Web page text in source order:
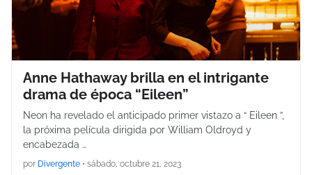
Anne Hathaway brilla en el intrigante
drama de época “Eileen”
Neon ha revelado el anticipado primer vistazo a “ Eileen ”,
la próxima película dirigida por William Oldroyd y
encabezada …
por Divergente • sábado, octubre 21, 2023